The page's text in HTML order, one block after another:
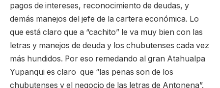
pagos de intereses, reconocimiento de deudas, y
demás manejos del jefe de la cartera económica. Lo
que está claro que a “cachito” le va muy bien con las
letras y manejos de deuda y los chubutenses cada vez
más hundidos. Por eso remedando al gran Atahualpa
Yupanqui es claro que “las penas son de los
chubutenses y el negocio de las letras de Antonena”.